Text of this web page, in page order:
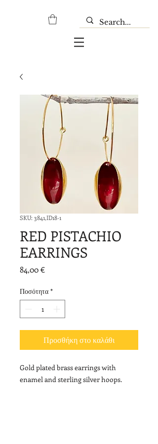
SKU: 3841,ID18-1
RED PISTACHIO
EARRINGS
84,00 €Τιμή
Ποσότητα *
Προσθήκη στο καλάθι
Gold plated brass earrings with
enamel and sterling silver hoops.